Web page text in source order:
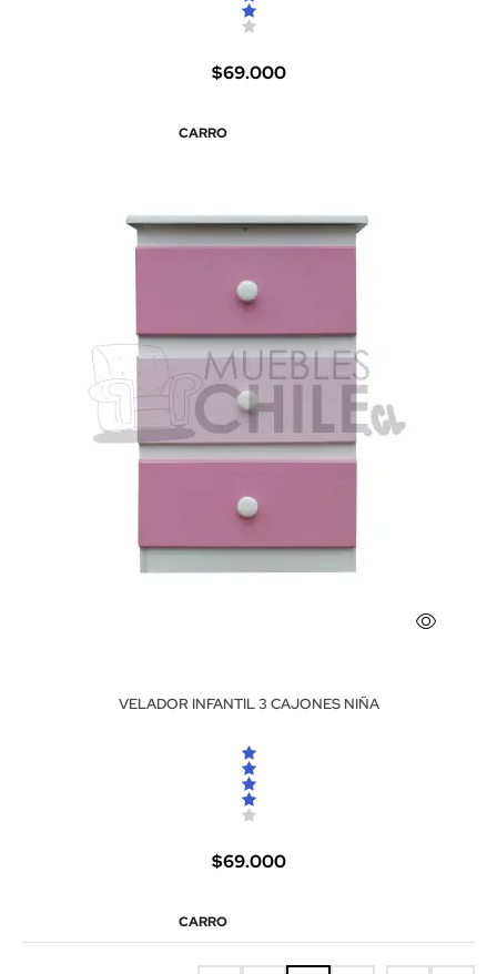
$69.000
CARRO
VELADOR INFANTIL 3 CAJONES NIÑA
$69.000
CARRO